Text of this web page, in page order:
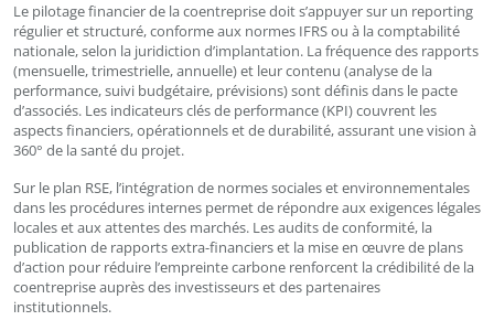
Le pilotage financier de la coentreprise doit s’appuyer sur un reporting
régulier et structuré, conforme aux normes IFRS ou à la comptabilité
nationale, selon la juridiction d’implantation. La fréquence des rapports
(mensuelle, trimestrielle, annuelle) et leur contenu (analyse de la
performance, suivi budgétaire, prévisions) sont définis dans le pacte
d’associés. Les indicateurs clés de performance (KPI) couvrent les
aspects financiers, opérationnels et de durabilité, assurant une vision à
360° de la santé du projet.
Sur le plan RSE, l’intégration de normes sociales et environnementales
dans les procédures internes permet de répondre aux exigences légales
locales et aux attentes des marchés. Les audits de conformité, la
publication de rapports extra-financiers et la mise en œuvre de plans
d’action pour réduire l’empreinte carbone renforcent la crédibilité de la
coentreprise auprès des investisseurs et des partenaires
institutionnels.